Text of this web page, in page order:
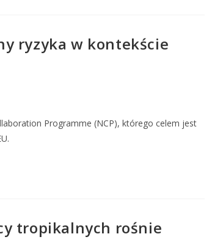
ryzyka w kontekście
Programme (NCP), którego celem jest
tropikalnych rośnie